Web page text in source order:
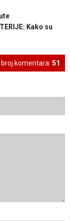
Kako su
broj komentara: 51